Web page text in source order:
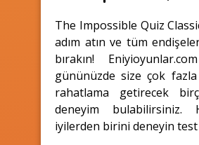
The Impossible Quiz
adım atın ve tüm
bırakın!
gününüzde size çok
rahatlama getirecek
deneyim bulabilirsiniz.
iyilerden birini deneyin test